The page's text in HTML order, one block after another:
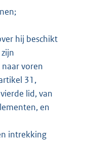
hij beschikt
voren
31,
lid, van
en
intrekking